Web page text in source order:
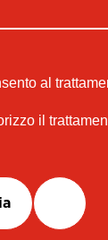
al
il